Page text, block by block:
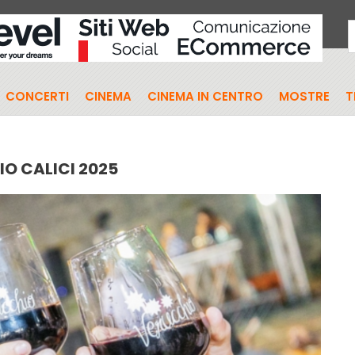
CONCERTI CINEMA CINEMA IN CENTRO MOSTRE
CALICI 2025